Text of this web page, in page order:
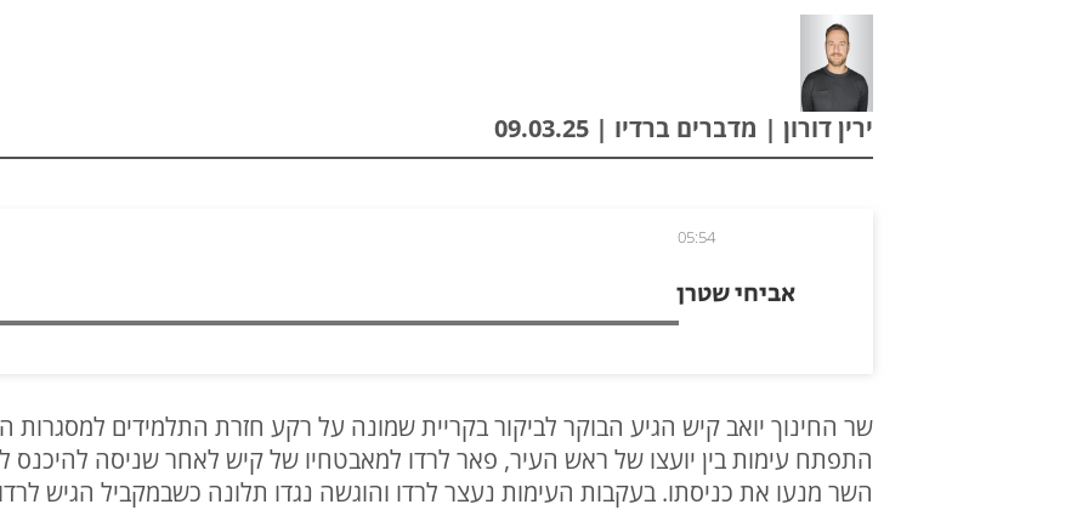
ירין דורון | מדברים ברדיו | 09.03.25
אביחי שטרן
05:54
שר החינוך יואב קיש הגיע הבוקר לביקור בקריית שמונה על רקע חזרת התלמידים למסגרות
התפתח עימות בין יועצו של ראש העיר, פאר לרדו למאבטחיו של קיש לאחר שניסה
השר מנעו את כניסתו. בעקבות העימות נעצר לרדו והוגשה נגדו תלונה כשבמקביל הגיש